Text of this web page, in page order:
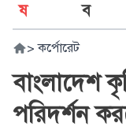
ষ
ব
> কর্পোরেট
বাংলাদেশ
পরিদর্শন